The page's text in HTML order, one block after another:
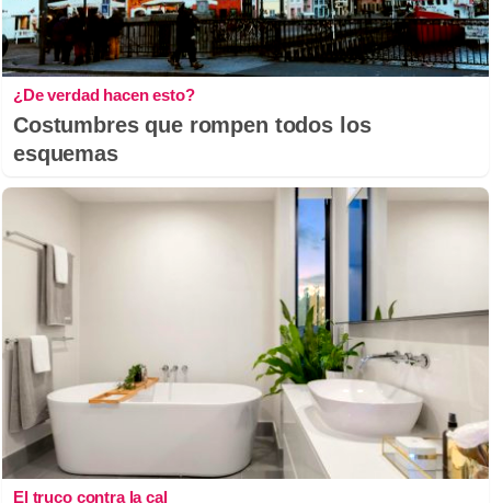
¿De verdad hacen esto?
Costumbres que rompen todos los
esquemas
El truco contra la cal